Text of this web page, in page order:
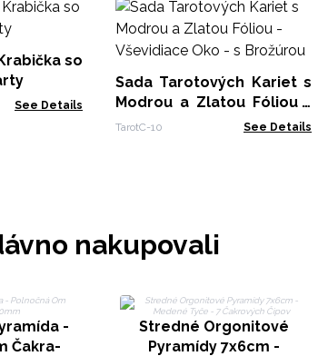
so
See Details
Sada Tarotových Kariet s
Modrou a Zlatou Fóliou -
Vševidiace Oko - s
TarotC-10 See Details
nakupovali
-
Čakra-
Stredné Orgonitové
Pyramídy 7x6cm -